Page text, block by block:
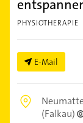
PHYSIOTHERAPIE
E-Mail
(Falkau)